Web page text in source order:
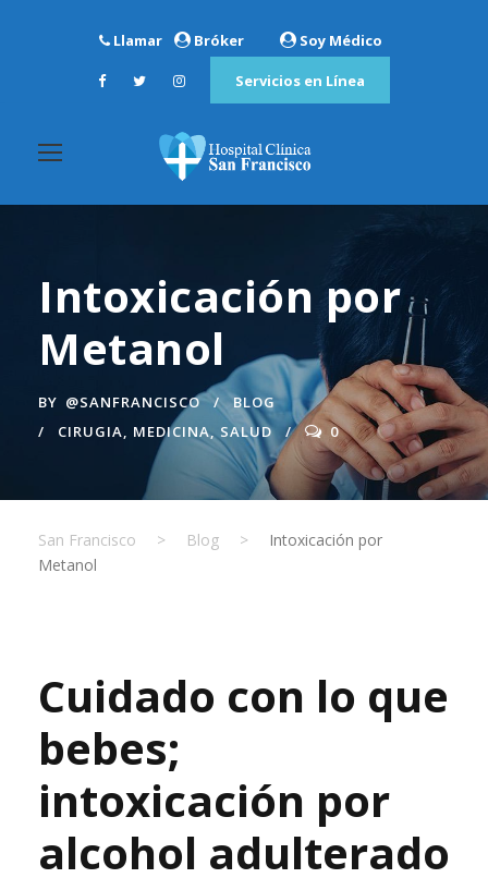
Llamar Bróker Soy Médico
Servicios en Línea
Intoxicación por
Metanol
BY @SANFRANCISCO
BLOG
CIRUGIA, MEDICINA, SALUD 0
San Francisco > Blog >
Intoxicación por
Metanol
Cuidado con lo que
bebes;
intoxicación por
alcohol adulterado